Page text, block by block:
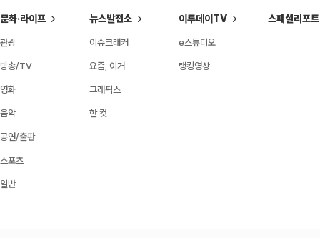
문화·라이프
관광
방송/TV
영화
음악
공연/출판
스포츠
일반
뉴스발전소
이슈크래커
요즘, 이거
그래픽스
한 컷
이투데이TV
e스튜디오
랭킹영상
스페셜리포트